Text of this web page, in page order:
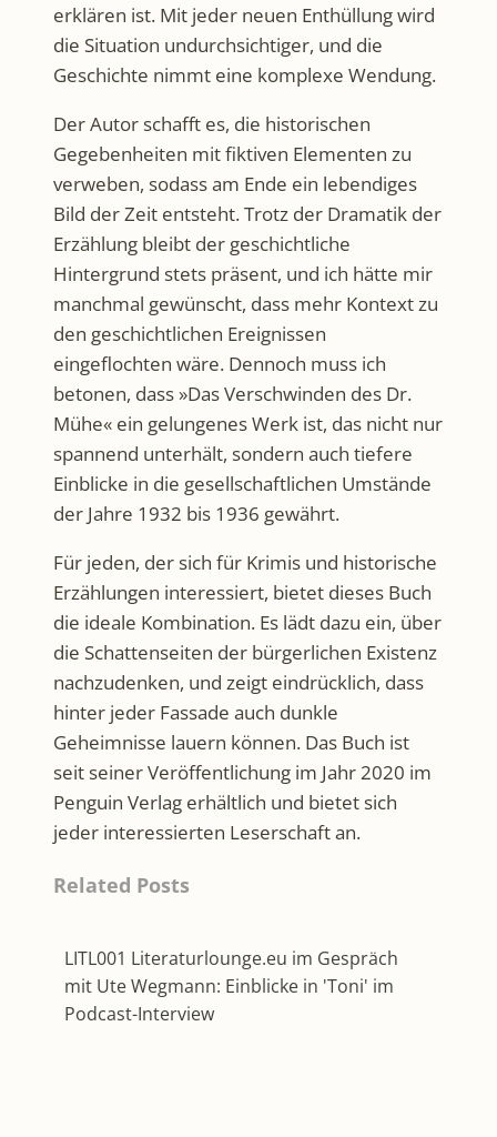
erklären ist. Mit jeder neuen Enthüllung wird
die Situation undurchsichtiger, und die
Geschichte nimmt eine komplexe Wendung.
Der Autor schafft es, die historischen
Gegebenheiten mit fiktiven Elementen zu
verweben, sodass am Ende ein lebendiges
Bild der Zeit entsteht. Trotz der Dramatik der
Erzählung bleibt der geschichtliche
Hintergrund stets präsent, und ich hätte mir
manchmal gewünscht, dass mehr Kontext zu
den geschichtlichen Ereignissen
eingeflochten wäre. Dennoch muss ich
betonen, dass »Das Verschwinden des Dr.
Mühe« ein gelungenes Werk ist, das nicht nur
spannend unterhält, sondern auch tiefere
Einblicke in die gesellschaftlichen Umstände
der Jahre 1932 bis 1936 gewährt.
Für jeden, der sich für Krimis und historische
Erzählungen interessiert, bietet dieses Buch
die ideale Kombination. Es lädt dazu ein, über
die Schattenseiten der bürgerlichen Existenz
nachzudenken, und zeigt eindrücklich, dass
hinter jeder Fassade auch dunkle
Geheimnisse lauern können. Das Buch ist
seit seiner Veröffentlichung im Jahr 2020 im
Penguin Verlag erhältlich und bietet sich
jeder interessierten Leserschaft an.
Related Posts
LITL001 Literaturlounge.eu im Gespräch
mit Ute Wegmann: Einblicke in 'Toni' im
Podcast-Interview